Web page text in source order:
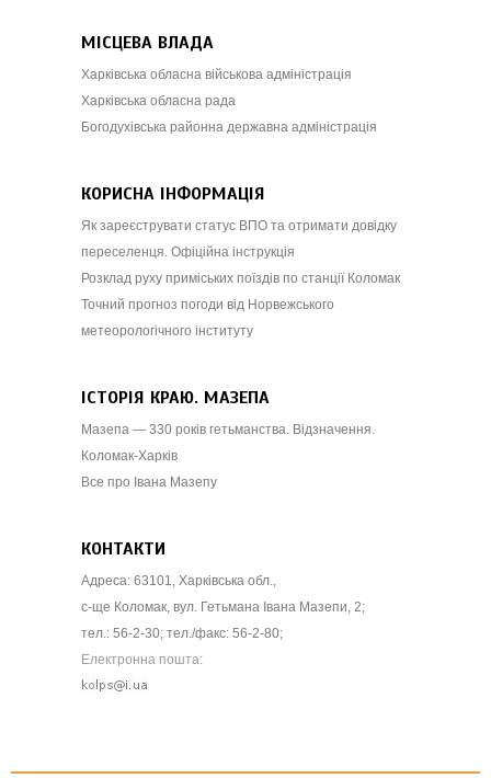
МІСЦЕВА ВЛАДА
Харківська обласна військова адміністрація
Харківська обласна рада
Богодухівська районна державна адміністрація
КОРИСНА ІНФОРМАЦІЯ
Як зареєструвати статус ВПО та отримати довідку
переселенця. Офіційна інструкція
Розклад руху приміських поїздів по станції Коломак
Точний прогноз погоди від Норвежського
метеорологічного інституту
ІСТОРІЯ КРАЮ. МАЗЕПА
Мазепа — 330 років гетьманства. Відзначення.
Коломак-Харків
Все про Івана Мазепу
КОНТАКТИ
Адреса: 63101, Харківська обл.,
с-ще Коломак, вул. Гетьмана Івана Мазепи, 2;
тел.: 56-2-30; тел./факс: 56-2-80;
Електронна пошта: